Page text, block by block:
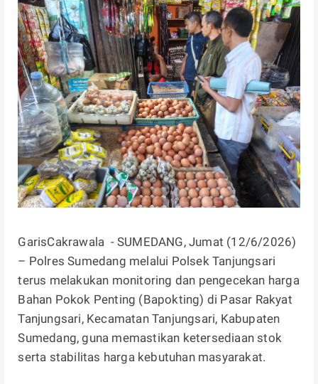
GarisCakrawala - SUMEDANG, Jumat (12/6/2026)
– Polres Sumedang melalui Polsek Tanjungsari
terus melakukan monitoring dan pengecekan harga
Bahan Pokok Penting (Bapokting) di Pasar Rakyat
Tanjungsari, Kecamatan Tanjungsari, Kabupaten
Sumedang, guna memastikan ketersediaan stok
serta stabilitas harga kebutuhan masyarakat.